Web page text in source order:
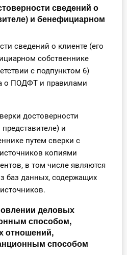
сведений о
и бенефициарном
сведений о клиенте (его
собственнике
с подпунктом 6)
о ПОДФТ и правилами
достоверности
и
путем сверки с
копиями
в том числе являются
баз данных, содержащих
деловых
способом,
отношений,
способом